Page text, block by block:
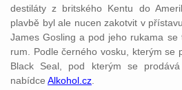
destiláty z britského Kentu do
plavbě byl ale nucen zakotvit v
James Gosling a pod jeho rukama
rum. Podle černého vosku, kterým se
Black Seal, pod kterým se
nabídce Alkohol.cz